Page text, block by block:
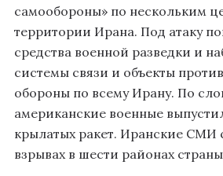
самообороны» по нескольким
территории Ирана. Под атаку
средства военной разведки и
системы связи и объекты
обороны по всему Ирану. По
американские военные
крылатых ракет. Иранские СМИ
взрывах в шести районах